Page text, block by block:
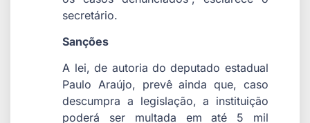
secretário.
Sanções
A lei, de autoria do deputado estadual
Paulo Araújo, prevê ainda que, caso
descumpra a legislação, a instituição
poderá ser multada em até 5 mil